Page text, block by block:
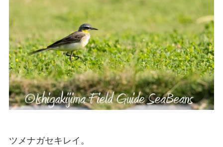
ツメナガセキレイ。